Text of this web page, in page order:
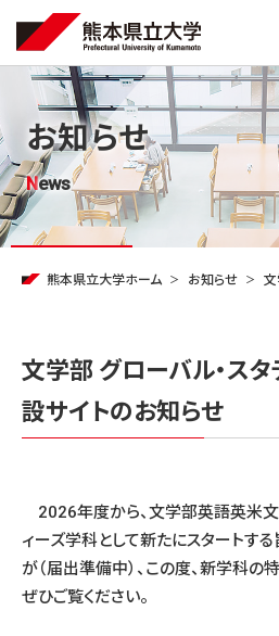
お知らせ
News
熊本県立大学ホーム お知らせ 文
文学部 グローバル・ス
設サイトのお知らせ
2026年度から、文学部英語英米文
ィーズ学科として新たにスタートす
が（届出準備中）、この度、新学科の
ぜひご覧ください。